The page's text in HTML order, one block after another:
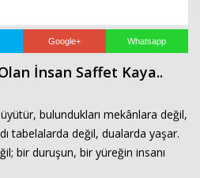
Google+ Whatsapp
İnsan Saffet Kaya..
bulundukları mekânlara değil,
tabelalarda değil, dualarda yaşar.
bir duruşun, bir yüreğin insanı
VİDEO GALERİ
KÜNYE
İLETİŞİM